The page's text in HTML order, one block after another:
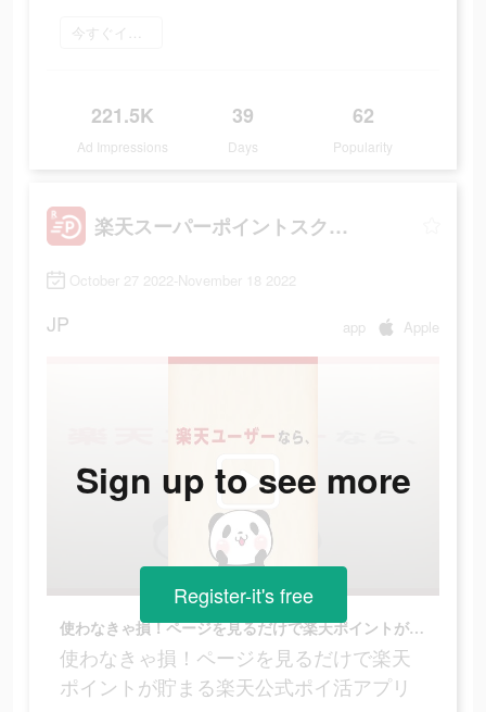
今すぐインストール
221.5K
Ad Impressions
39
Days
62
Popularity
楽天スーパーポイントスクリーン
October 27 2022-November 18 2022
JP app Apple
使わなきゃ損！ページを見るだけで楽天ポイントが貯まる楽天公式ポイ活アプリ
使わなきゃ損！ページを見るだけで楽天
ポイントが貯まる楽天公式ポイ活アプリ
Sign up to see more
Register-it's free